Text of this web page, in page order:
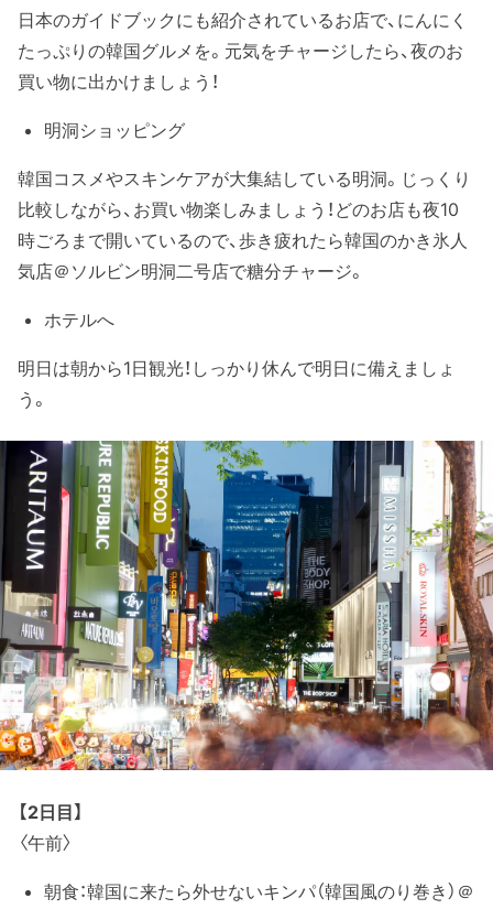
日本のガイドブックにも紹介されているお店で、にんにく
たっぷりの韓国グルメを。元気をチャージしたら、夜のお
買い物に出かけましょう！
明洞ショッピング
韓国コスメやスキンケアが大集結している明洞。じっくり
比較しながら、お買い物楽しみましょう！どのお店も夜10
時ごろまで開いているので、歩き疲れたら韓国のかき氷人
気店＠ソルビン明洞二号店で糖分チャージ。
ホテルへ
明日は朝から1日観光！しっかり休んで明日に備えましょ
う。
【2日目】
〈午前〉
朝食：韓国に来たら外せないキンパ（韓国風のり巻き）＠